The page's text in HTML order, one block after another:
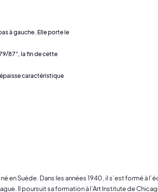
à gauche. Elle porte le
87", la fin de cette
caractéristique
en Suède. Dans les années 1940, il s’est formé à
Il poursuit sa formation à l’Art Institute de